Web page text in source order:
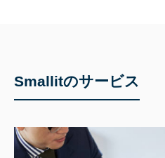
Smallitのサービス